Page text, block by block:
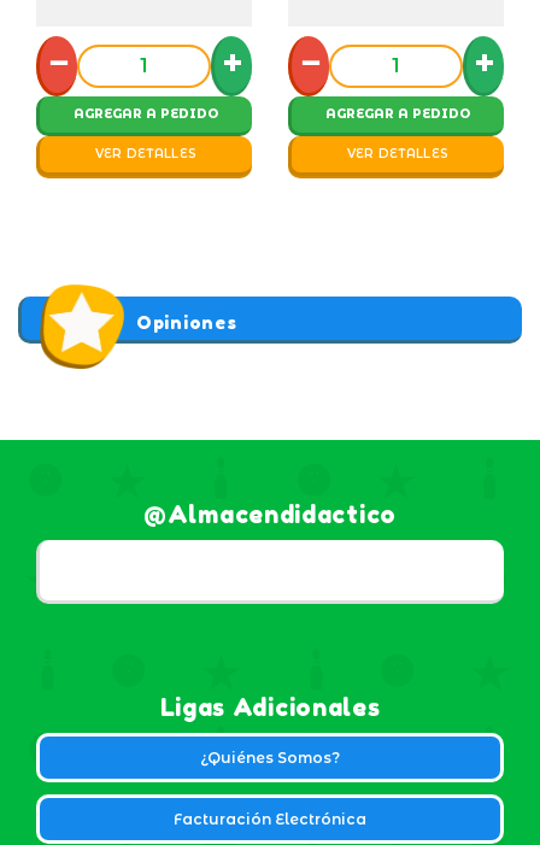
− +
AGREGAR A PEDIDO
VER DETALLES
− +
AGREGAR A PEDIDO
VER DETALLES
Opiniones
@almacendidactico
Ligas Adicionales
¿Quiénes Somos?
Facturación Electrónica